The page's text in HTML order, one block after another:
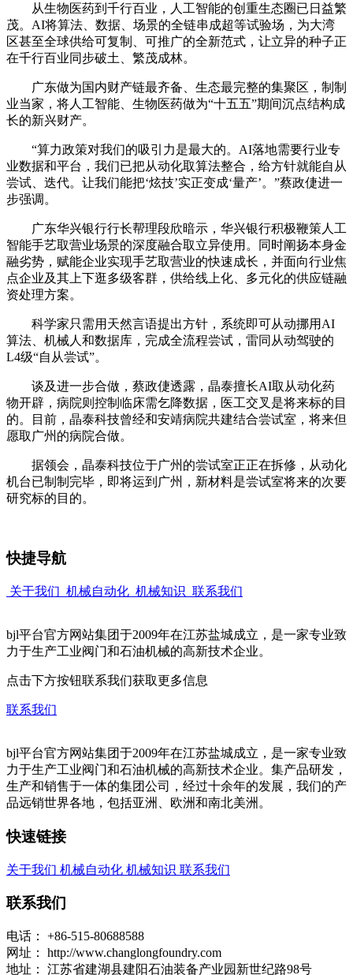
从生物医药到千行百业，人工智能的创重生态圈已日益繁
茂。AI将算法、数据、场景的全链串成超等试验场，为大湾
区甚至全球供给可复制、可推广的全新范式，让立异的种子正
在千行百业同步破土、繁茂成林。
广东做为国内财产链最齐备、生态最完整的集聚区，制制
业当家，将人工智能、生物医药做为“十五五”期间沉点结构成
长的新兴财产。
“算力政策对我们的吸引力是最大的。AI落地需要行业专
业数据和平台，我们已把从动化取算法整合，给方针就能自从
尝试、迭代。让我们能把‘炫技’实正变成‘量产’。”蔡政倢进一
步强调。
广东华兴银行行长帮理段欣暗示，华兴银行积极鞭策人工
智能手艺取营业场景的深度融合取立异使用。同时阐扬本身金
融劣势，赋能企业实现手艺取营业的快速成长，并面向行业焦
点企业及其上下逛多级客群，供给线上化、多元化的供应链融
资处理方案。
科学家只需用天然言语提出方针，系统即可从动挪用AI
算法、机械人和数据库，完成全流程尝试，雷同从动驾驶的
L4级“自从尝试”。
谈及进一步合做，蔡政倢透露，晶泰擅长AI取从动化药
物开辟，病院则控制临床需乞降数据，医工交叉是将来标的目
的。目前，晶泰科技曾经和安靖病院共建结合尝试室，将来但
愿取广州的病院合做。
据领会，晶泰科技位于广州的尝试室正正在拆修，从动化
机台已制制完毕，即将运到广州，新材料是尝试室将来的次要
研究标的目的。
快捷导航
关于我们 机械自动化 机械知识 联系我们
bjl平台官方网站集团于2009年在江苏盐城成立，是一家专业致
力于生产工业阀门和石油机械的高新技术企业。
点击下方按钮联系我们获取更多信息
联系我们
bjl平台官方网站集团于2009年在江苏盐城成立，是一家专业致
力于生产工业阀门和石油机械的高新技术企业。集产品研发，
生产和销售于一体的集团公司，经过十余年的发展，我们的产
品远销世界各地，包括亚洲、欧洲和南北美洲。
快速链接
关于我们 机械自动化 机械知识 联系我们
联系我们
电话：
+86-515-80688588
网址：
http://www.changlongfoundry.com
地址：
江苏省建湖县建阳石油装备产业园新世纪路98号